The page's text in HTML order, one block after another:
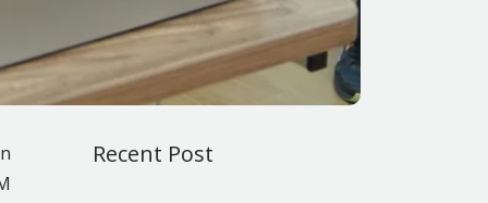
Recent Post